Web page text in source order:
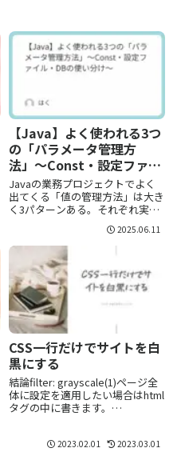
【Java】よく使われる3つ
の「パラメータ管理方
法」〜Const・設定ファイ
ル・DBの使い分け〜
Javaの業務プロジェクトでよく
出てくる「値の管理方法」は大き
く3パターンある。それぞれ実装
方法・反映方法・向いている場面
が違うので整理しておく。Java
クラスで定義（定数クラス）主な
特徴public static final でクラスに
直...
2025.06.11
CSS一行だけでサイトを白
黒にする
結論filter: grayscale(1)ページ全
体に設定を適用したい場合はhtml
タグの中に書きます。
のfilterフィルタープロパティを...
2023.02.01 2023.03.01